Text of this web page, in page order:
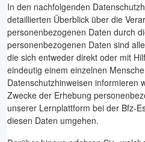
In den nachfolgenden
detaillierten Überblick über die
personenbezogenen Daten durch
personenbezogenen Daten sind
die sich entweder direkt oder mit
eindeutig einem einzelnen
Datenschutzhinweisen informieren
Zwecke der Erhebung
unserer Lernplattform bei der Bfz-
diesen Daten umgehen.